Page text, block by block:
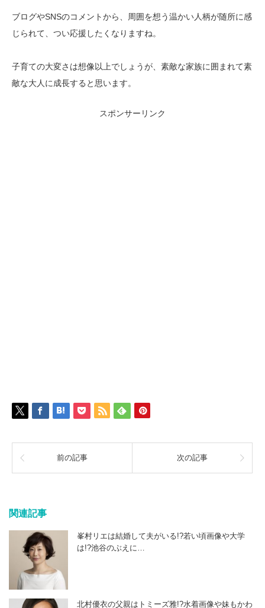
ブログやSNSのコメントから、周囲を想う温かい人柄が随所に感
じられて、つい応援したくなりますね。
子育ての大変さは想像以上でしょうが、素敵な家族に囲まれて素
敵な大人に成長すると思います。
スポンサーリンク
前の記事 次の記事
関連記事
峯村リエは結婚して夫がいる!?若い頃画像や大学
は!?池谷のぶえに…
北村優衣の父親はトミーズ雅!?水着画像や妹もかわ